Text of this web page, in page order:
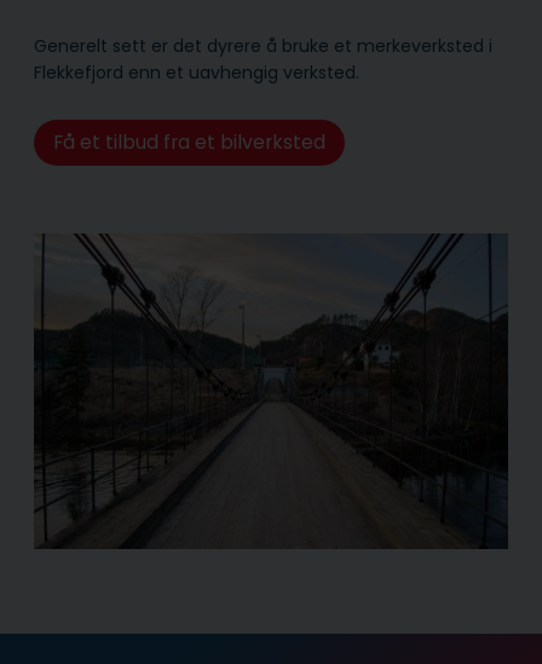
Generelt sett er det dyrere å bruke et merkeverksted i
Flekkefjord enn et uavhengig verksted.
Få et tilbud fra et bilverksted